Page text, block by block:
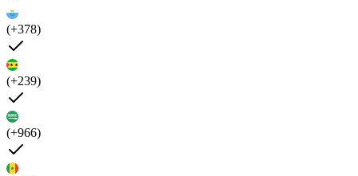
(+378)
(+239)
(+966)